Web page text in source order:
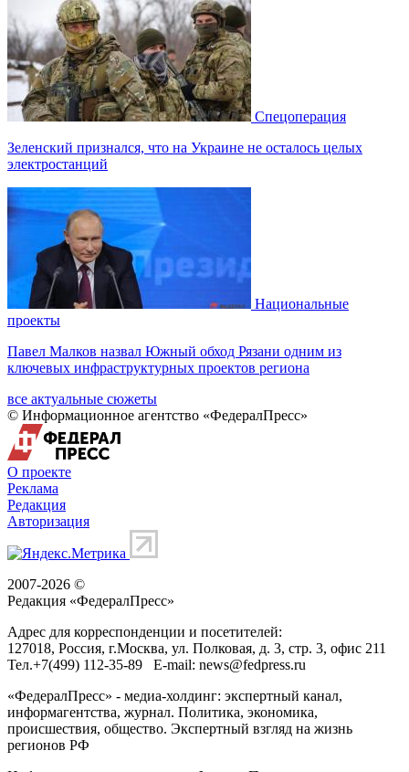
Спецоперация
Зеленский признался, что на Украине не осталось целых
электростанций
Национальные
проекты
Павел Малков назвал Южный обход Рязани одним из
ключевых инфраструктурных проектов региона
все актуальные сюжеты
© Информационное агентство «ФедералПресс»
О проекте
Реклама
Редакция
Авторизация
2007-2026 ©
Редакция «ФедералПресс»
Адрес для корреспонденции и посетителей:
127018, Россия, г.Москва, ул. Полковая, д. 3, стр. 3, офис 211
Тел.+7(499) 112-35-89 E-mail: news@fedpress.ru
«ФедералПресс» - медиа-холдинг: экспертный канал,
информагентства, журнал. Политика, экономика,
происшествия, общество. Экспертный взгляд на жизнь
регионов РФ